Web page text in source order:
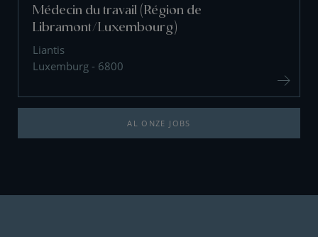
Médecin du travail (Région de
Libramont/Luxembourg)
Liantis
Luxemburg - 6800
AL ONZE JOBS